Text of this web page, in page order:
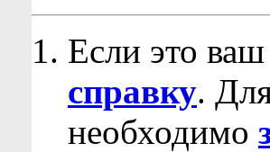
Если это
справку.
необходимо